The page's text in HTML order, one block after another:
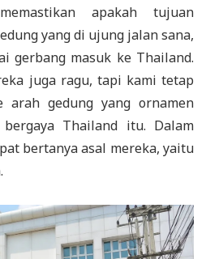
apakah tujuan
yang di ujung jalan sana,
gerbang masuk ke Thailand.
juga ragu, tapi kami tetap
gedung yang ornamen
Thailand itu. Dalam
bertanya asal mereka, yaitu